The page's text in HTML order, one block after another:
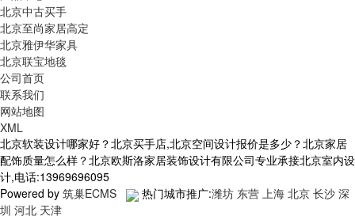
北京中古买手
北京至尚家居高定
北京雅伊华家具
北京联宝地毯
公司首页
联系我们
网站地图
XML
北京软装设计哪家好？北京买手店,北京空间设计报价是多少？北京家居
配饰质量怎么样？北京欧斯洛家居装饰设计有限公司专业承接北京室内设
计,电话:13969696095
Powered by 筑巢ECMS 热门城市推广:潍坊 东营 上海 北京 长沙 深
圳 河北 天津